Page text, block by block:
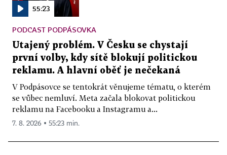
55:23
PODCAST PODPÁSOVKA
Utajený problém. V Česku se chystají
první volby, kdy sítě blokují politickou
reklamu. A hlavní oběť je nečekaná
V Podpásovce se tentokrát věnujeme tématu, o kterém
se vůbec nemluví. Meta začala blokovat politickou
reklamu na Facebooku a Instagramu a...
7. 8. 2026 ▪ 55:23 min.